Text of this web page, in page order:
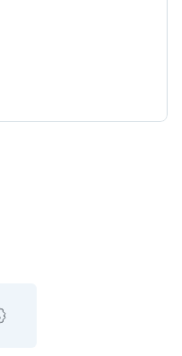
listához
when on sale